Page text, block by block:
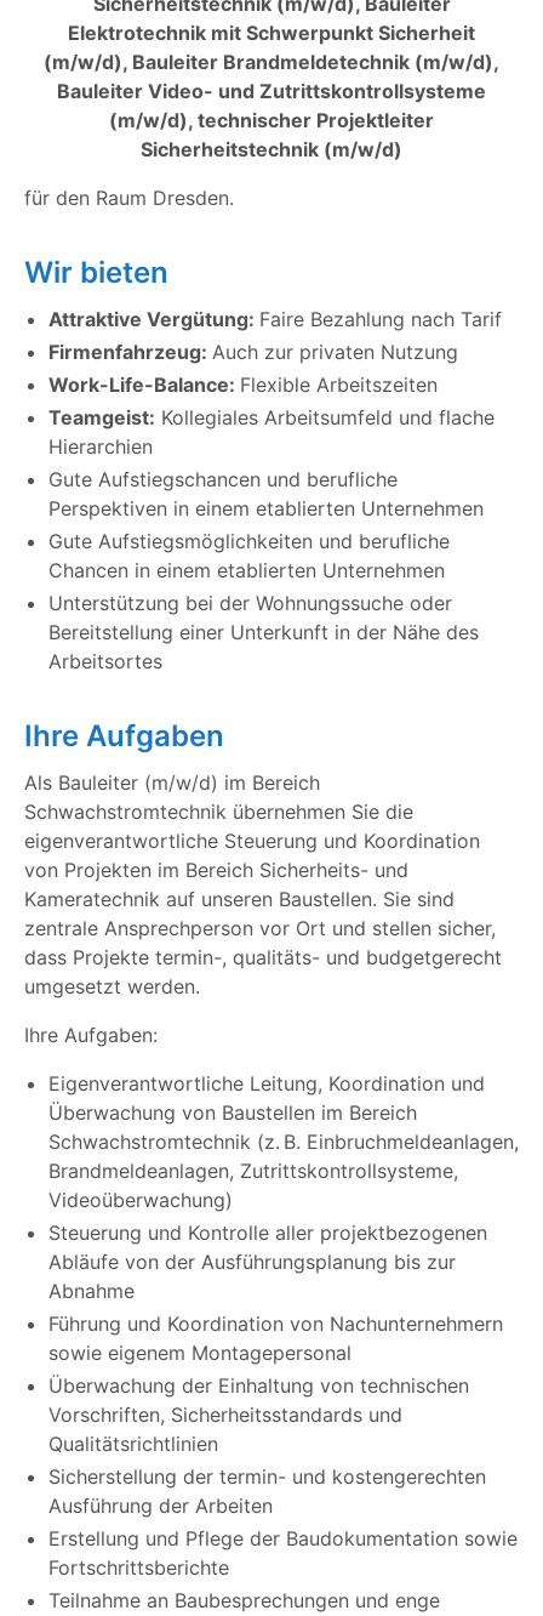
Elektrotechnik mit Schwerpunkt Sicherheit
(m/w/d), Bauleiter Brandmeldetechnik (m/w/d),
Bauleiter Video- und Zutrittskontrollsysteme
(m/w/d), technischer Projektleiter
Sicherheitstechnik (m/w/d)
für den Raum Dresden.
Wir bieten
Attraktive Vergütung: Faire Bezahlung nach Tarif
Firmenfahrzeug: Auch zur privaten Nutzung
Work-Life-Balance: Flexible Arbeitszeiten
Teamgeist: Kollegiales Arbeitsumfeld und flache
Hierarchien
Gute Aufstiegschancen und berufliche
Perspektiven in einem etablierten Unternehmen
Gute Aufstiegsmöglichkeiten und berufliche
Chancen in einem etablierten Unternehmen
Unterstützung bei der Wohnungssuche oder
Bereitstellung einer Unterkunft in der Nähe des
Arbeitsortes
Ihre Aufgaben
Als Bauleiter (m/w/d) im Bereich
Schwachstromtechnik übernehmen Sie die
eigenverantwortliche Steuerung und Koordination
von Projekten im Bereich Sicherheits- und
Kameratechnik auf unseren Baustellen. Sie sind
zentrale Ansprechperson vor Ort und stellen sicher,
dass Projekte termin-, qualitäts- und budgetgerecht
umgesetzt werden.
Ihre Aufgaben:
Eigenverantwortliche Leitung, Koordination und
Überwachung von Baustellen im Bereich
Schwachstromtechnik (z. B. Einbruchmeldeanlagen,
Brandmeldeanlagen, Zutrittskontrollsysteme,
Videoüberwachung)
Steuerung und Kontrolle aller projektbezogenen
Abläufe von der Ausführungsplanung bis zur
Abnahme
Führung und Koordination von Nachunternehmern
sowie eigenem Montagepersonal
Überwachung der Einhaltung von technischen
Vorschriften, Sicherheitsstandards und
Qualitätsrichtlinien
Sicherstellung der termin- und kostengerechten
Ausführung der Arbeiten
Erstellung und Pflege der Baudokumentation sowie
Fortschrittsberichte
Teilnahme an Baubesprechungen und enge